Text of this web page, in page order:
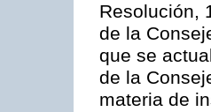
Resolución,
de la
que se
de la
materia de